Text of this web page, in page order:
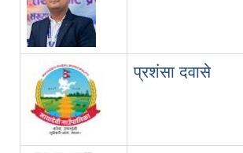
प्रशंसा दवासे